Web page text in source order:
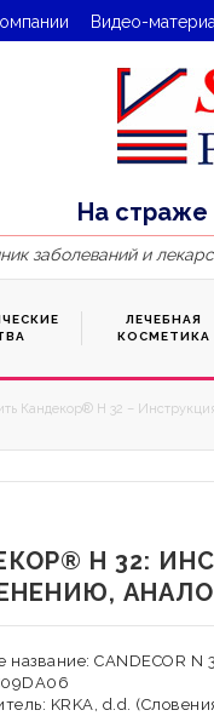
Видео-
На страже
заболеваний и
ЛЕЧЕБНАЯ
КОСМЕТИКА
Кандекор® H 32 –
H 32:
название: CANDECOR N
KRKA, d.d.